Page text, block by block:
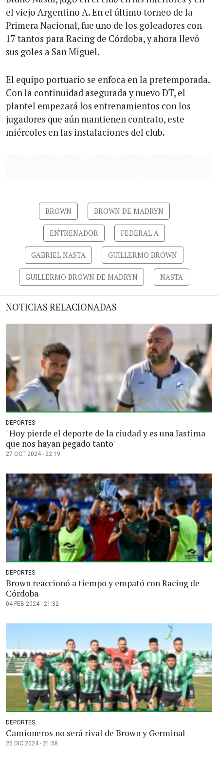
el viejo Argentino A. En el último torneo de la
Primera Nacional, fue uno de los goleadores con
17 tantos para Racing de Córdoba, y ahora llevó
sus goles a San Miguel.
El equipo portuario se enfoca en la pretemporada.
Con la continuidad asegurada y nuevo DT, el
plantel empezará los entrenamientos con los
jugadores que aún mantienen contrato, este
miércoles en las instalaciones del club.
BROWN BROWN DE MADRYN
ENTRENADOR FEDERAL A
GABRIEL NASTA GUILLERMO BROWN
GUILLERMO BROWN DE MADRYN NASTA
NOTICIAS RELACIONADAS
DEPORTES
"Hoy pierde el deporte de la ciudad y es una lastima
que nos hayan pegado tanto"
27 OCT 2024 - 22:19
DEPORTES
Brown reaccionó a tiempo y empató con Racing de
Córdoba
04 FEB 2024 - 21:32
DEPORTES
Camioneros no será rival de Brown y Germinal
25 DIC 2024 - 21:58